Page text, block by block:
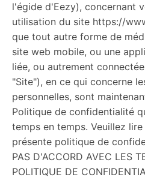
l'égide d'Eezy), concernant
utilisation du site https://
que tout autre forme de
site web mobile, ou une
liée, ou autrement
"Site"), en ce qui concerne
personnelles, sont
Politique de confidentialité
temps en temps. Veuillez
présente politique de
PAS D'ACCORD AVEC LES
POLITIQUE DE